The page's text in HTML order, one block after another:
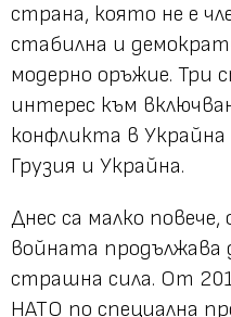
страна, която не е
стабилна и
модерно оръжие. Три
интерес към
конфликта в Украйна
Грузия и Украйна.
Днес са малко повече,
войната продължава
страшна сила. От
НАТО по специална